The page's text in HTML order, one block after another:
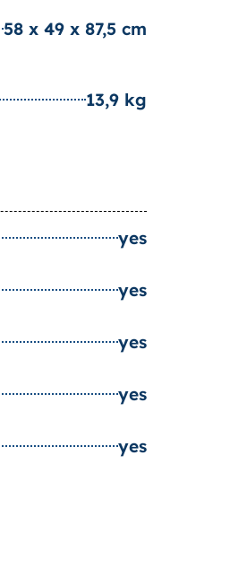
58 x 49 x 87,5 cm
13,9 kg
yes
yes
yes
yes
yes